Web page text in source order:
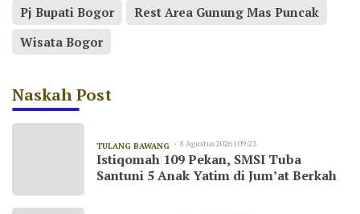
Pj Bupati Bogor
Rest Area Gunung Mas Puncak
Wisata Bogor
Naskah Post
TULANG BAWANG 8 Agustus 2026 | 09:23
Istiqomah 109 Pekan, SMSI Tuba
Santuni 5 Anak Yatim di Jum’at Berkah